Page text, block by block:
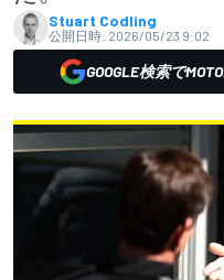
Stuart Codling
公開日時: 2026/05/23 9:02
GOOGLE検索で